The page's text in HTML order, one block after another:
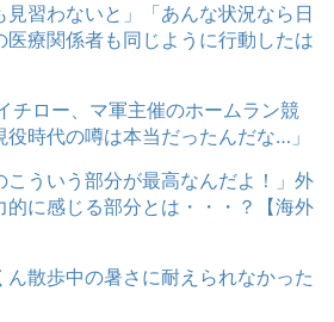
見習わないと」「あんな状況なら日
療関係者も同じように行動したは
チロー、マ軍主催のホームラン競
時代の噂は本当だったんだな…」
こういう部分が最高なんだよ！」外
的に感じる部分とは・・・？【海外
散歩中の暑さに耐えられなかった